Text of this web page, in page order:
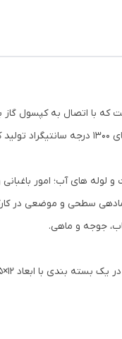
با اتصال به کپسول گاز
های آب؛ امور
سطحی و موضعی در
جوجه و ماهی.